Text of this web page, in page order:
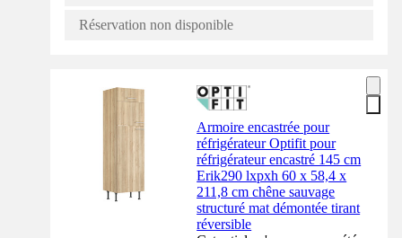
Réservation non disponible
Armoire encastrée pour
réfrigérateur Optifit pour
réfrigérateur encastré 145 cm
Erik290 lxpxh 60 x 58,4 x
211,8 cm chêne sauvage
structuré mat démontée tirant
réversible